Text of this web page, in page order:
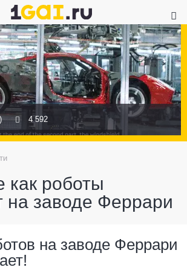
4 592
как роботы
на заводе Феррари
на заводе Феррари